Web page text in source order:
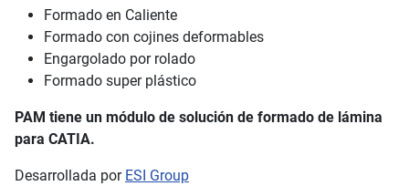
Formado en Caliente
Formado con cojines deformables
Engargolado por rolado
Formado super plástico
PAM tiene un módulo de solución de formado de lámina
para CATIA.
Desarrollada por ESI Group